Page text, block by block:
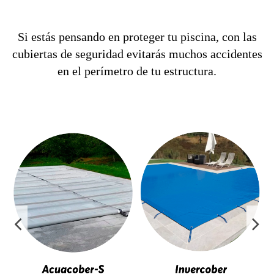
Si estás pensando en proteger tu piscina, con las
cubiertas de seguridad evitarás muchos accidentes
en el perímetro de tu estructura.